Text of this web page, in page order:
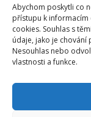
Abychom poskytli co
přístupu k
cookies. Souhlas s
údaje, jako je
Nesouhlas nebo
vlastnosti a funkce.
Přihlásit se k
Všeobecné